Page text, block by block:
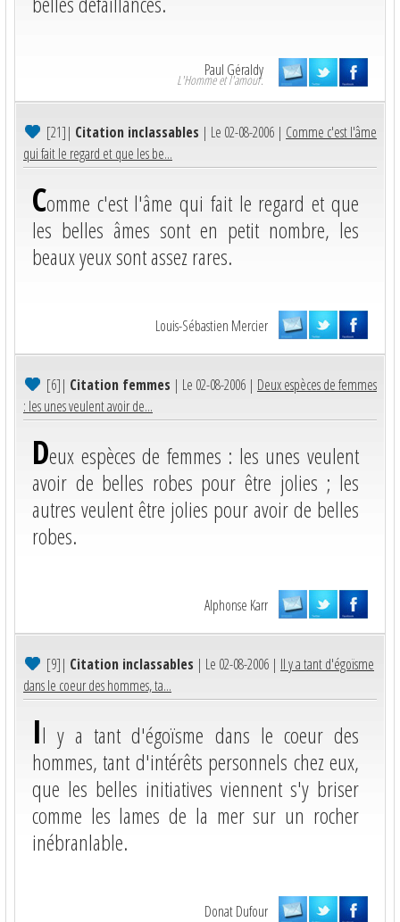
Paul Géraldy
L'Homme et l'amour.
[21]| Citation inclassables | Le 02-08-2006 | Comme c'est l'âme
qui fait le regard et que les be...
Comme c'est l'âme qui fait le regard et que
les belles âmes sont en petit nombre, les
beaux yeux sont assez rares.
Louis-Sébastien Mercier
[6]| Citation femmes | Le 02-08-2006 | Deux espèces de femmes
: les unes veulent avoir de...
Deux espèces de femmes : les unes veulent
avoir de belles robes pour être jolies ; les
autres veulent être jolies pour avoir de belles
robes.
Alphonse Karr
[9]| Citation inclassables | Le 02-08-2006 | Il y a tant d'égoïsme
dans le coeur des hommes, ta...
Il y a tant d'égoïsme dans le coeur des
hommes, tant d'intérêts personnels chez eux,
que les belles initiatives viennent s'y briser
comme les lames de la mer sur un rocher
inébranlable.
Donat Dufour